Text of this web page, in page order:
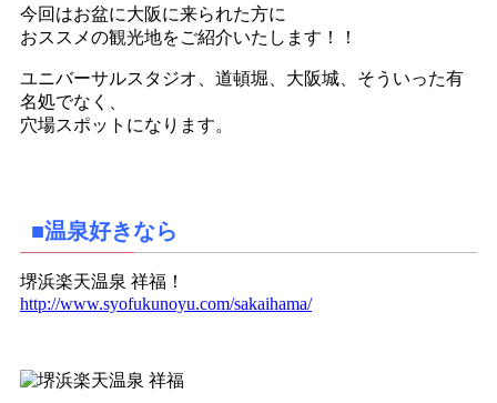
今回はお盆に大阪に来られた方に
おススメの観光地をご紹介いたします！！
ユニバーサルスタジオ、道頓堀、大阪城、そういった有
名処でなく、
穴場スポットになります。
■温泉好きなら
堺浜楽天温泉 祥福！
http://www.syofukunoyu.com/sakaihama/